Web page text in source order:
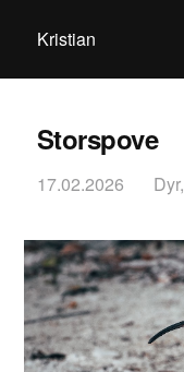
Kristian
Storspove
17.02.2026 Dyr,